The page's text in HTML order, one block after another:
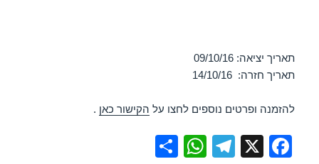
תאריך יציאה: 09/10/16
תאריך חזרה: 14/10/16
להזמנה ופרטים נוספים לחצו על הקישור כאן .
F
X
T
W